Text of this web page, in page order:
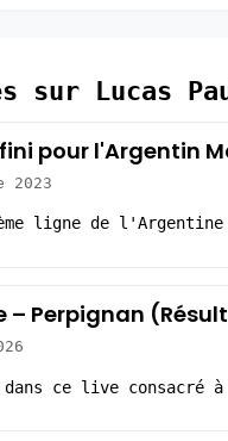
sur Lucas
pour l'Argentin
2023
ligne de
– Perpignan
dans ce live consacré